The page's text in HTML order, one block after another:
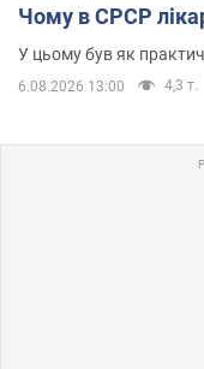
Чому в СРСР
У цьому був як
6.08.2026 13:00 4,3 т.